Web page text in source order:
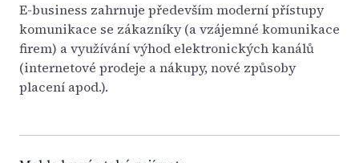
E-business zahrnuje především moderní přístupy
komunikace se zákazníky (a vzájemné komunikace
firem) a využívání výhod elektronických kanálů
(internetové prodeje a nákupy, nové způsoby
placení apod.).